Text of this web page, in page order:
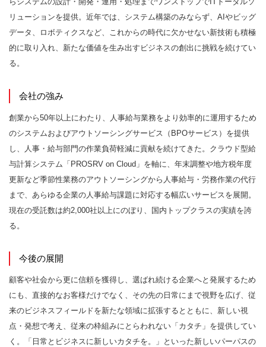
リューションを提供。近年では、システム構築のみならず、AIやビッグ
データ、ロボティクスなど、これからの時代に欠かせない新技術も積極
的に取り入れ、新たな価値を生み出すビジネスの創出に挑戦を続けてい
る。
会社の強み
創業から50年以上にわたり、人事給与業務をより効率的に運用するため
のシステムおよびアウトソーシングサービス（BPOサービス）を提供
し、人事・給与部門の作業負荷軽減に貢献を続けてきた。クラウド型給
与計算システム「PROSRV on Cloud」を軸に、年末調整や地方税年度
更新など季節性業務のアウトソーシングから人事給与・労務作業の代行
まで、あらゆる企業の人事給与課題に対応する幅広いサービスを展開。
現在の受託数は約2,000社以上にのぼり、国内トップクラスの実績を誇
る。
今後の展開
顧客や社会から更に信頼を獲得し、選ばれ続ける企業へと発展するため
にも、直接的なお客様だけでなく、その先の日常にまで視野を広げ、従
来のビジネスフィールドを新たな領域に拡張するとともに、新しい視
点・発想で考え、従来の枠組みにとらわれない「カタチ」を提供してい
く。「日常とビジネスに新しいカタチを。」といった新しいパーパスの